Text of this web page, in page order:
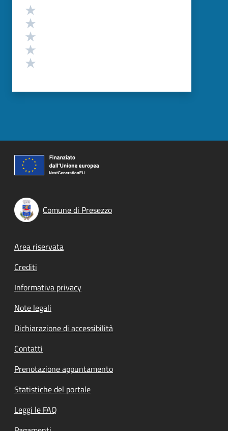
Valutazione
Comune di Presezzo
Footer menu
Area riservata
Crediti
Informativa privacy
Note legali
Dichiarazione di accessibilità
Contatti
Prenotazione appuntamento
Statistiche del portale
Leggi le FAQ